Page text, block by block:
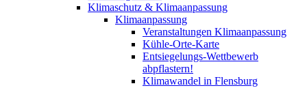
Klimaschutz & Klimaanpassung
Klimaanpassung
Veranstaltungen Klimaanpassung
Kühle-Orte-Karte
Entsiegelungs-Wettbewerb
abpflastern!
Klimawandel in Flensburg